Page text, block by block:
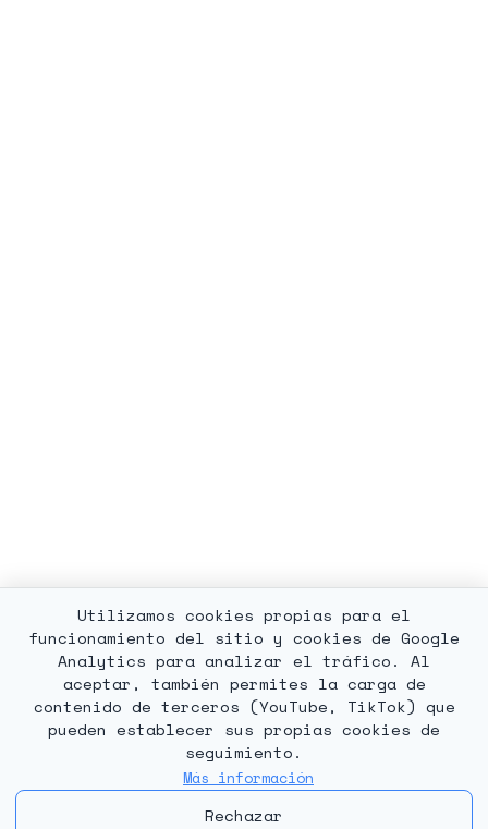
Utilizamos cookies propias para el
funcionamiento del sitio y cookies de Google
Analytics para analizar el tráfico. Al
aceptar, también permites la carga de
contenido de terceros (YouTube, TikTok) que
pueden establecer sus propias cookies de
seguimiento.
Más información
Rechazar